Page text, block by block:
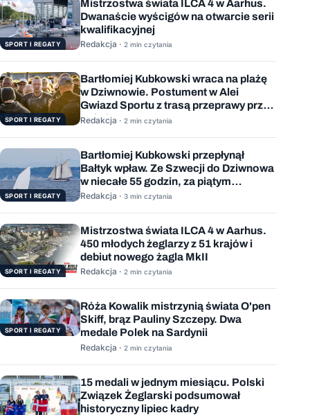
SPORT I REGATY
Mistrzostwa świata ILCA 4 w Aarhus.
Dwanaście wyścigów na otwarcie serii
kwalifikacyjnej
Redakcja · 2 min czytania
SPORT I REGATY
Bartłomiej Kubkowski wraca na plażę
w Dziwnowie. Postument w Alei
Gwiazd Sportu z trasą przeprawy przez
Bałtyk
Redakcja · 2 min czytania
SPORT I REGATY
Bartłomiej Kubkowski przepłynął
Bałtyk wpław. Ze Szwecji do Dziwnowa
w niecałe 55 godzin, za piątym
podejściem
Redakcja · 3 min czytania
SPORT I REGATY
Mistrzostwa świata ILCA 4 w Aarhus.
450 młodych żeglarzy z 51 krajów i
debiut nowego żagla MkII
Redakcja · 2 min czytania
SPORT I REGATY
Róża Kowalik mistrzynią świata O'pen
Skiff, brąz Pauliny Szczepy. Dwa
medale Polek na Sardynii
Redakcja · 2 min czytania
15 medali w jednym miesiącu. Polski
Związek Żeglarski podsumował
historyczny lipiec kadry